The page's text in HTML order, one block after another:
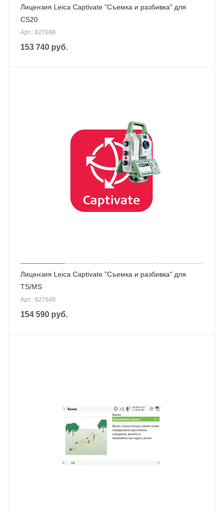
Лицензия Leica Captivate "Съемка и разбивка" для
CS20
Арт.: 827698
153 740 руб.
Лицензия Leica Captivate "Съемка и разбивка" для
TS/MS
Арт.: 827646
154 590 руб.